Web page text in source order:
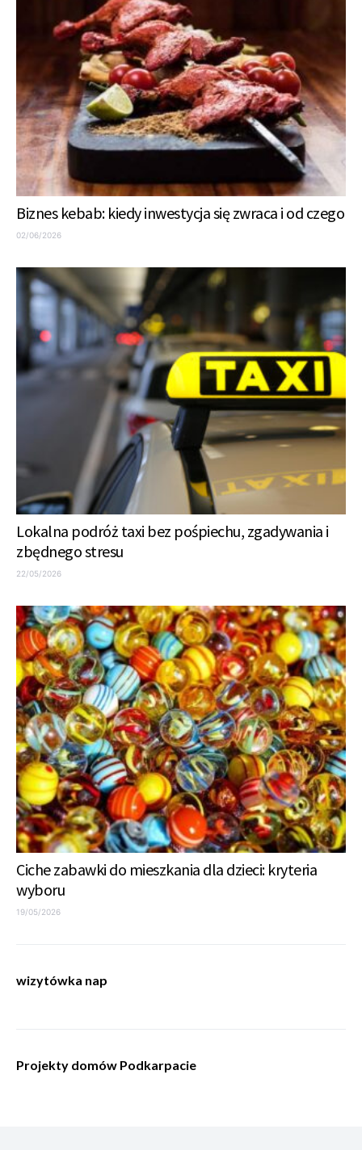
Biznes kebab: kiedy inwestycja się zwraca i od czego
02/06/2026
Lokalna podróż taxi bez pośpiechu, zgadywania i
zbędnego stresu
22/05/2026
Ciche zabawki do mieszkania dla dzieci: kryteria
wyboru
19/05/2026
wizytówka nap
Projekty domów Podkarpacie